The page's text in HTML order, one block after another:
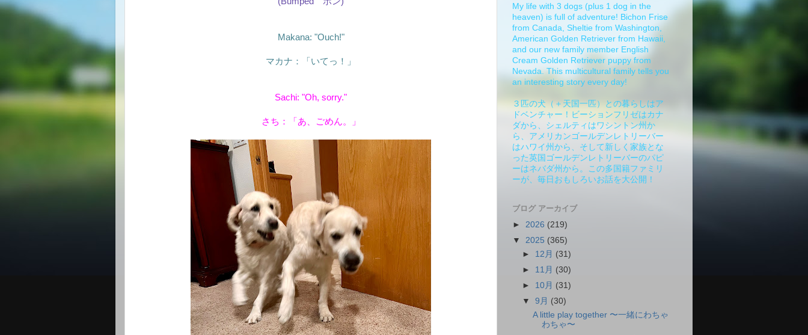
Makana: "Ouch!"
マカナ：「いてっ！」
Sachi: "Oh, sorry."
さち：「あ、ごめん。」
My life with 3 dogs (plus 1 dog in the
heaven) is full of adventure! Bichon Frise
from Canada, Sheltie from Washington,
American Golden Retriever from Hawaii,
and our new family member English
Cream Golden Retriever puppy from
Nevada. This multicultural family tells you
an interesting story every day!
３匹の犬（＋天国一匹）との暮らしはア
ドベンチャー！ビーションフリゼはカナ
ダから、シェルティはワシントン州か
ら、アメリカンゴールデンレトリーバー
はハワイ州から、そして新しく家族とな
った英国ゴールデンレトリーバーのパピ
ーはネバダ州から。この多国籍ファミリ
ーが、毎日おもしろいお話を大公開！
ブログ アーカイブ
► 2026 (219)
▼ 2025 (365)
► 12月 (31)
► 11月 (30)
► 10月 (31)
▼9月 (30)
A little play together 〜一緒にわちゃ
わちゃ〜